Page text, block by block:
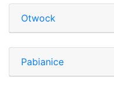
Otwock
Pabianice